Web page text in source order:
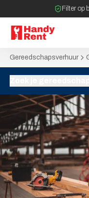
Filter op
Geen
Gereedschapsverhuur